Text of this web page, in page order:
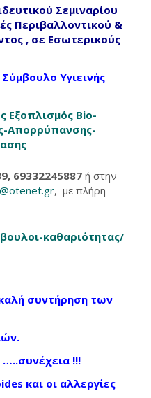
Σεμιναρίου
Περιβαλλοντικού &
, σε Εσωτερικούς
Υγιεινής
Εξοπλισμός Bio-
Απορρύπανσης-
69332245887 ή στην
, με πλήρη
καθαριότητας/
καλή συντήρηση των
!!!
και οι αλλεργίες